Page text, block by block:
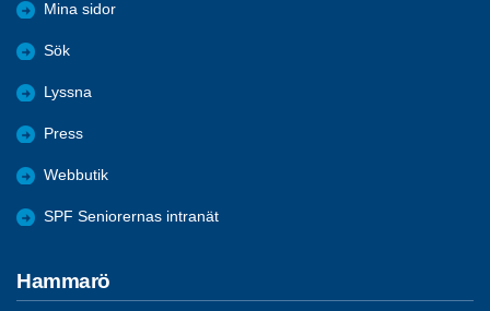
Mina sidor
Sök
Lyssna
Press
Webbutik
SPF Seniorernas intranät
Hammarö